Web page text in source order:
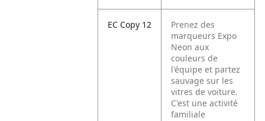
EC Copy 12
Prenez des
marqueurs Expo
Neon aux
couleurs de
l'équipe et partez
sauvage sur les
vitres de voiture.
C'est une activité
familiale